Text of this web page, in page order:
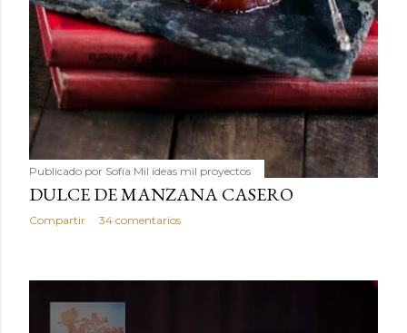
Publicado por Sofía Mil ideas mil proyectos
DULCE DE MANZANA CASERO
Compartir 34 comentarios